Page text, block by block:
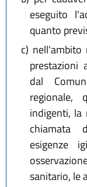
eseguito
quanto
c) nell'ambito
prestazioni
dal
regionale,
indigenti, la
chiamata
esigenze
sanitario, le